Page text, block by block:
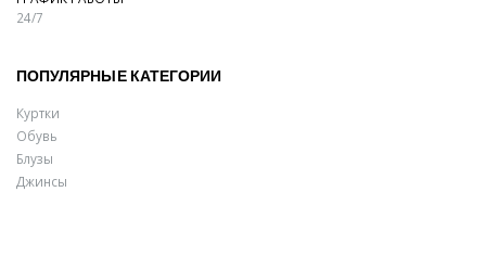
24/7
ПОПУЛЯРНЫЕ КАТЕГОРИИ
Куртки
Обувь
Блузы
Джинсы